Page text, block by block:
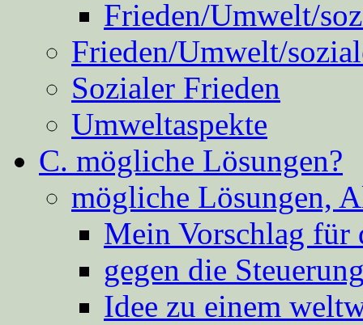
Frieden/Umwelt/
Frieden/Umwelt/
Sozialer Frieden
Umweltaspekte
C. mögliche Lösungen?
mögliche Lösungen,
Mein Vorschlag für
gegen die
Idee zu einem